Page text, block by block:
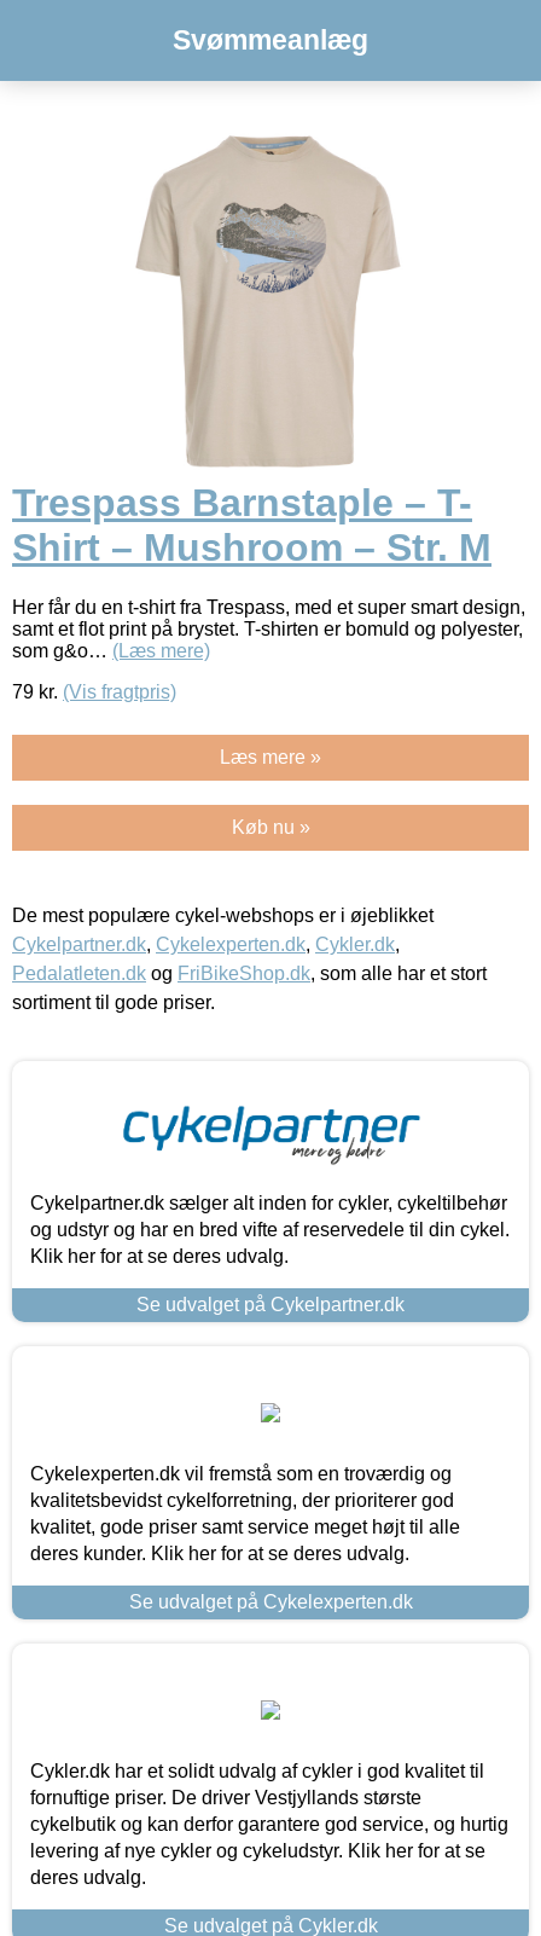
Svømmeanlæg
Trespass Barnstaple – T-
Shirt – Mushroom – Str. M
Her får du en t-shirt fra Trespass, med et super smart design,
samt et flot print på brystet. T-shirten er bomuld og polyester,
som g&o… (Læs mere)
79 kr. (Vis fragtpris)
Læs mere »
Køb nu »
De mest populære cykel-webshops er i øjeblikket
Cykelpartner.dk, Cykelexperten.dk, Cykler.dk,
Pedalatleten.dk og FriBikeShop.dk, som alle har et stort
sortiment til gode priser.
Cykelpartner.dk sælger alt inden for cykler, cykeltilbehør
og udstyr og har en bred vifte af reservedele til din cykel.
Klik her for at se deres udvalg.
Se udvalget på Cykelpartner.dk
Cykelexperten.dk vil fremstå som en troværdig og
kvalitetsbevidst cykelforretning, der prioriterer god
kvalitet, gode priser samt service meget højt til alle
deres kunder. Klik her for at se deres udvalg.
Se udvalget på Cykelexperten.dk
Cykler.dk har et solidt udvalg af cykler i god kvalitet til
fornuftige priser. De driver Vestjyllands største
cykelbutik og kan derfor garantere god service, og hurtig
levering af nye cykler og cykeludstyr. Klik her for at se
deres udvalg.
Se udvalget på Cykler.dk